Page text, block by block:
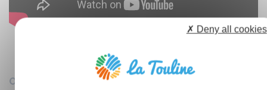
Ouest France – Gaëtan 31 ans, est détecteur anti
✗ Deny all cookies